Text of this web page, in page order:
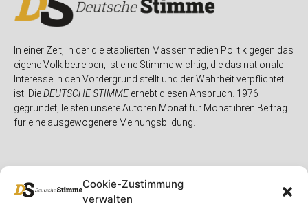
Cookie-Zustimmung
verwalten
In einer Zeit, in der die etablierten Massenmedien Politik gegen das
eigene Volk betreiben, ist eine Stimme wichtig, die das nationale
Interesse in den Vordergrund stellt und der Wahrheit verpflichtet
ist. DieDEUTSCHE STIMMEerhebt diesen Anspruch. 1976
gegründet, leisten unsere Autoren Monat für Monat ihren Beitrag
für eine ausgewogenere Meinungsbildung.